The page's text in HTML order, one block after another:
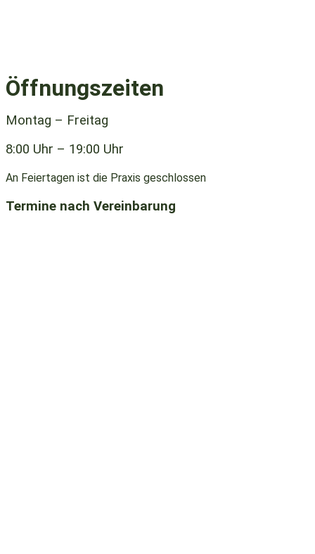
Öffnungszeiten
Montag – Freitag
8:00 Uhr – 19:00 Uhr
An Feiertagen ist die Praxis geschlossen
Termine nach Vereinbarung